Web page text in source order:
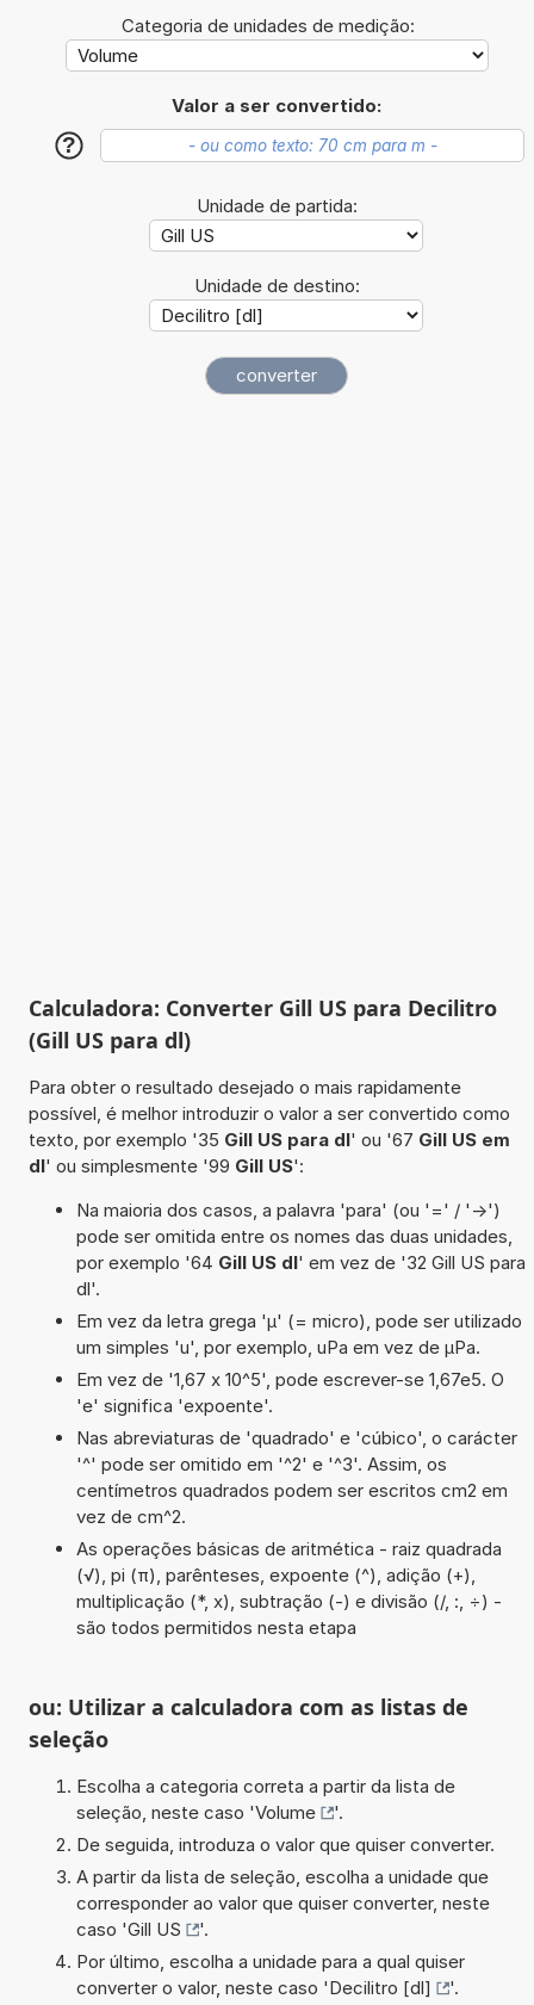
Categoria de unidades de medição:
Valor a ser convertido:
?
Unidade de partida:
Unidade de destino:
Calculadora: Converter Gill US para Decilitro
(Gill US para dl)
Para obter o resultado desejado o mais rapidamente
possível, é melhor introduzir o valor a ser convertido como
texto, por exemplo '35 Gill US para dl' ou '67 Gill US em
dl' ou simplesmente '99 Gill US':
Na maioria dos casos, a palavra 'para' (ou '=' / '->')
pode ser omitida entre os nomes das duas unidades,
por exemplo '64 Gill US dl' em vez de '32 Gill US para
dl'.
Em vez da letra grega 'µ' (= micro), pode ser utilizado
um simples 'u', por exemplo, uPa em vez de µPa.
Em vez de '1,67 x 10^5', pode escrever-se 1,67e5. O
'e' significa 'expoente'.
Nas abreviaturas de 'quadrado' e 'cúbico', o carácter
'^' pode ser omitido em '^2' e '^3'. Assim, os
centímetros quadrados podem ser escritos cm2 em
vez de cm^2.
As operações básicas de aritmética - raiz quadrada
(√), pi (π), parênteses, expoente (^), adição (+),
multiplicação (*, x), subtração (-) e divisão (/, :, ÷) -
são todos permitidos nesta etapa
ou: Utilizar a calculadora com as listas de
seleção
Escolha a categoria correta a partir da lista de
seleção, neste caso 'Volume
'.
De seguida, introduza o valor que quiser converter.
A partir da lista de seleção, escolha a unidade que
corresponder ao valor que quiser converter, neste
caso 'Gill US
'.
Por último, escolha a unidade para a qual quiser
converter o valor, neste caso 'Decilitro [dl] '.